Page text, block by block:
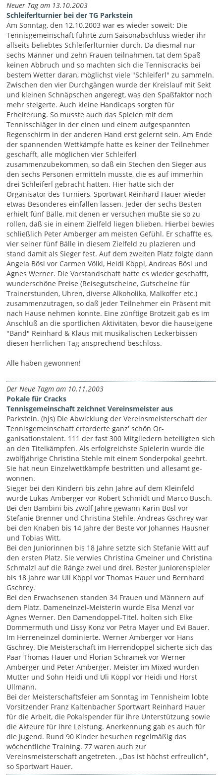
Neuer Tag am 13.10.2003
Schleiferlturnier bei der TG Parkstein
Am Sonntag, den 12.10.2003 war es wieder soweit: Die
Tennisgemeinschaft führte zum Saisonabschluss wieder ihr
allseits beliebtes Schleiferlturnier durch. Da diesmal nur
sechs Männer und zehn Frauen teilnahmen, tat dem Spaß
keinen Abbruch und so machten sich die Tenniscracks bei
bestem Wetter daran, möglichst viele "Schleiferl" zu sammeln.
Zwischen den vier Durchgängen wurde der Kreislauf mit Sekt
und kleinen Schnäpschen angeregt, was den Spaßfaktor noch
mehr steigerte. Auch kleine Handicaps sorgten für
Erheiterung. So musste auch das Spielen mit dem
Tennisschläger in der einen und einem aufgespannten
Regenschirm in der anderen Hand erst gelernt sein. Am Ende
der spannenden Wettkämpfe hatte es keiner der Teilnehmer
geschafft, alle möglichen vier Schleiferl
zusammenzubekommen, so daß ein Stechen den Sieger aus
den sechs Personen ermitteln musste, die es auf immerhin
drei Schleiferl gebracht hatten. Hier hatte sich der
Organisator des Turniers, Sportwart Reinhard Hauer wieder
etwas Besonderes einfallen lassen. Jeder der sechs Besten
erhielt fünf Bälle, mit denen er versuchen mußte sie so zu
rollen, daß sie in einem Zielfeld liegen blieben. Hierbei bewies
schließlich Peter Amberger am meisten Gefühl. Er schaffte es,
vier seiner fünf Bälle in diesem Zielfeld zu plazieren und
stand damit als Sieger fest. Auf dem zweiten Platz folgte dann
Angela Bösl vor Carmen Völkl, Heidi Köppl, Andreas Bösl und
Agnes Werner. Die Vorstandschaft hatte es wieder geschafft,
wunderschöne Preise (Reisegutscheine, Gutscheine für
Trainerstunden, Uhren, diverse Alkoholika, Malkoffer etc.)
zusammenzutragen, so daß jeder Teilnehmer ein Präsent mit
nach Hause nehmen konnte. Eine zünftige Brotzeit gab es im
Anschluß an die sportlichen Aktivitäten, bevor die hauseigene
"Band" Reinhard & Klaus mit musikalischen Leckerbissen
diesen herrlichen Tag ansprechend beschloss.
Alle haben gewonnen!
Der Neue Tagm am 10.11.2003
Pokale für Cracks
Tennisgemeinschaft zeichnet Vereinsmeister aus
Parkstein. (hjs) Die Abwicklung der Vereinsmeisterschaft der
Tennisge­meinschaft erforderte ganz' schön Or­
ganisationstalent. 111 der fast 300 Mitgliedern beteiligten sich
an den Titelkämpfen. Als erfolgreichste Spielerin wurde die
zwölfjährige Christina Stehle mit einem Sonderpo­kal geehrt.
Sie hat neun Einzelwett­kämpfe bestritten und allesamt ge­
wonnen.
Sieger bei den Kindern bis zehn Jah­re auf dem Kleinfeld
wurde Lukas Amberger vor Robert Schmidt und Marco Busch.
Bei den Bambini bis zwölf Jahre gewann Karin Bösl vor
Stefanie Brenner und Christina Stehle. Andreas Gschrey war
bei den Knaben bis 14 Jahre der Beste vor Johannes Hausner
und Tobias Witt.
Bei den Juniorinnen bis 18 Jahre setzte sich Stefanie Witt auf
den ersten Platz. Sie verwies Christina Gmeiner und Christina
Schmalzl auf die Ränge zwei und drei. Bester Juniorenspieler
bis 18 Jahre war Uli Köppl vor Thomas Hauer und Bernhard
Gschrey.
Bei den Erwachsenen standen 34 Frauen und Männern auf
dem Platz. Dameneinzel-Meisterin wurde Elsa Menzl vor
Agnes Werner. Den Damen­doppel-Titel. holten sich Elke
Dommermuth und Lissy Konz vor Petra Mayer und Evi Bauer.
Im Herreneinzel dominierte. Werner Amberger vor Hans
Gschrey. Die Meisterschaft im Herren­doppel sicherte sich das
Paar Thomas Hauer und Florian Schramek vor Werner
Amberger und Peter Amberger. Meister im Mixed wurden
Mutter und Sohn Heidi und Uli Köppl vor Heidi und Horst
Ullmann.
Bei der Meisterschaftsfeier am Sonntag im Tennisheim lobte
Vorsitzender Franz Kaltenbacher Sportwart Reinhard Hauer
für die Arbeit, die Po­kalspender für ihre Unterstützung so­wie
die Akteure für ihre Leistung. An­erkennung gab es auch für
die Jugend. Rund 90 Kinder besuchen regelmäßig das
wöchentliche Training. 77 waren auch zur
Vereinsmeisterschaft ange­treten. „Das ist höchst erfreulich",
so Sportwart Hauer.